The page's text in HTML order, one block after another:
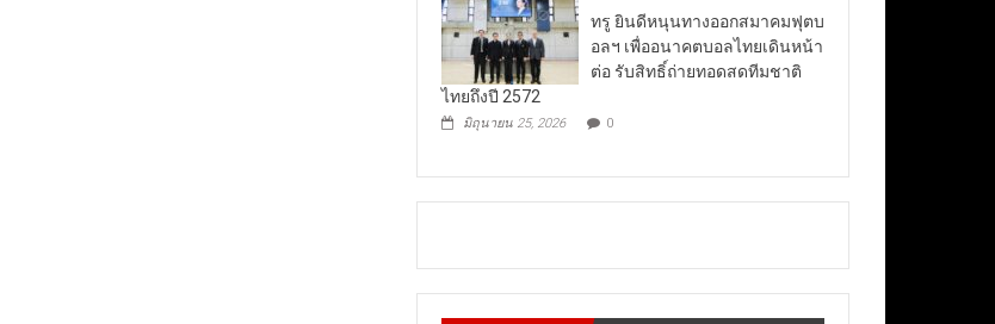
ทรู ยินดีหนุนทางออกสมาคมฟุตบ
อลฯ เพื่ออนาคตบอลไทยเดินหน้า
ต่อ รับสิทธิ์ถ่ายทอดสดทีมชาติ
ไทยถึงปี 2572
มิถุนายน 25, 2026 0